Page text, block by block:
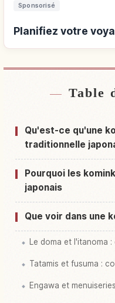
Sponsorisé
Planifiez votre
Table
Qu'est-ce qu'une
traditionnelle
Pourquoi les
japonais
Que voir dans une
Le doma et l'itanoma
Tatamis et fusuma :
Engawa et